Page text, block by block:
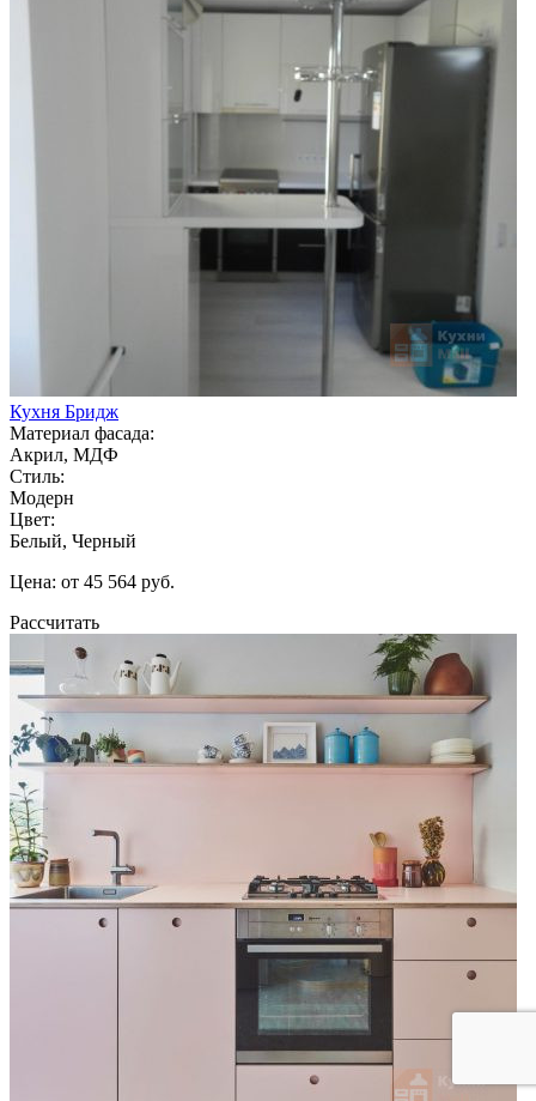
Кухня Бридж
Материал фасада:
Акрил, МДФ
Стиль:
Модерн
Цвет:
Белый, Черный
Цена: от 45 564 руб.
Рассчитать